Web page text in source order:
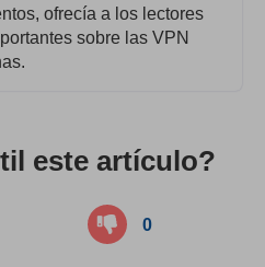
ofrecía a los lectores
sobre las VPN
este artículo?
0